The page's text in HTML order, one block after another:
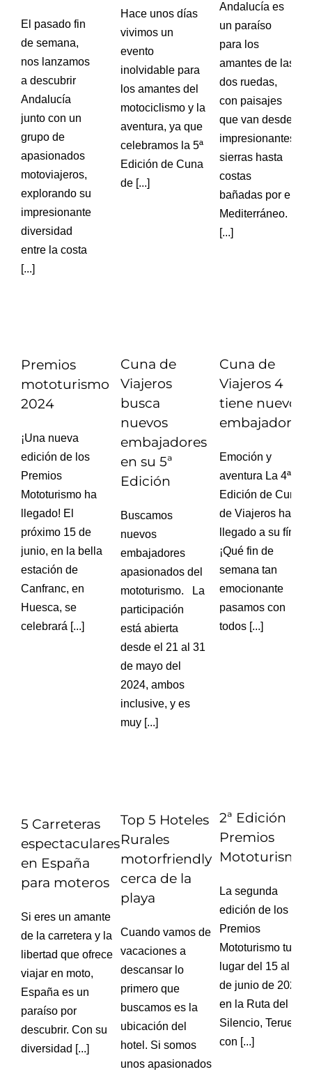
El pasado fin
de semana,
nos lanzamos
a descubrir
Andalucía
junto con un
grupo de
apasionados
motoviajeros,
explorando su
impresionante
diversidad
entre la costa
[...]
Hace unos días
vivimos un
evento
inolvidable para
los amantes del
motociclismo y la
aventura, ya que
celebramos la 5ª
Edición de Cuna
de [...]
Andalucía es
un paraíso
para los
amantes de las
dos ruedas,
con paisajes
que van desde
impresionantes
sierras hasta
costas
bañadas por el
Mediterráneo.
[...]
Premios
mototurismo
2024
¡Una nueva
edición de los
Premios
Mototurismo ha
llegado! El
próximo 15 de
junio, en la bella
estación de
Canfranc, en
Huesca, se
celebrará [...]
Cuna de
Viajeros
busca
nuevos
embajadores
en su 5ª
Edición
Buscamos
nuevos
embajadores
apasionados del
mototurismo. La
participación
está abierta
desde el 21 al 31
de mayo del
2024, ambos
inclusive, y es
muy [...]
Cuna de
Viajeros 4
tiene nuevos
embajadores
Emoción y
aventura La 4ª
Edición de Cuna
de Viajeros ha
llegado a su fín.
¡Qué fin de
semana tan
emocionante
pasamos con
todos [...]
5 Carreteras
espectaculares
en España
para moteros
Si eres un amante
de la carretera y la
libertad que ofrece
viajar en moto,
España es un
paraíso por
descubrir. Con su
diversidad [...]
Top 5 Hoteles
Rurales
motorfriendly
cerca de la
playa
Cuando vamos de
vacaciones a
descansar lo
primero que
buscamos es la
ubicación del
hotel. Si somos
unos apasionados
2ª Edición
Premios
Mototurismo
La segunda
edición de los
Premios
Mototurismo tuvo
lugar del 15 al 18
de junio de 2023
en la Ruta del
Silencio, Teruel,
con [...]